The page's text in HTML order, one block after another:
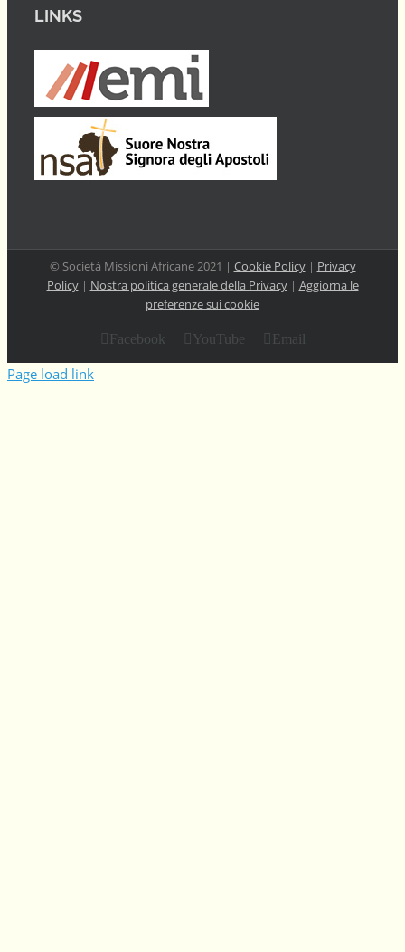
LINKS
© Società Missioni Africane 2021 | Cookie Policy| Privacy
Policy| Nostra politica generale della Privacy| Aggiorna le
preferenze sui cookie
Facebook YouTube Email
Page load link